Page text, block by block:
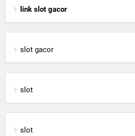
link slot gacor
slot gacor
slot
slot